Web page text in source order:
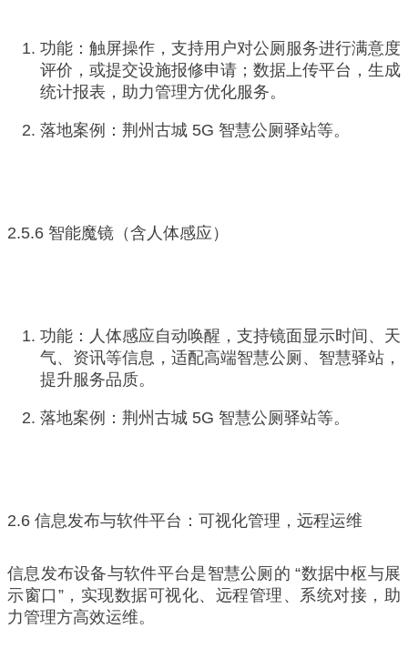
功能：触屏操作，支持用户对公厕服务进行满意度
评价，或提交设施报修申请；数据上传平台，生成
统计报表，助力管理方优化服务。
落地案例：荆州古城 5G 智慧公厕驿站等。
2.5.6 智能魔镜（含人体感应）
功能：人体感应自动唤醒，支持镜面显示时间、天
气、资讯等信息，适配高端智慧公厕、智慧驿站，
提升服务品质。
落地案例：荆州古城 5G 智慧公厕驿站等。
2.6 信息发布与软件平台：可视化管理，远程运维
信息发布设备与软件平台是智慧公厕的 “数据中枢与展
示窗口”，实现数据可视化、远程管理、系统对接，助
力管理方高效运维。